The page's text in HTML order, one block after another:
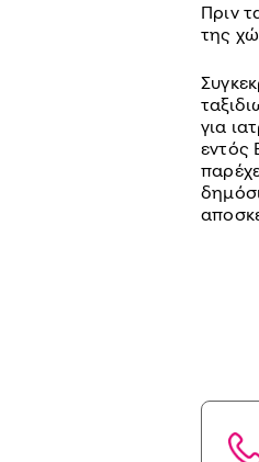
Πριν
της
για
εντός